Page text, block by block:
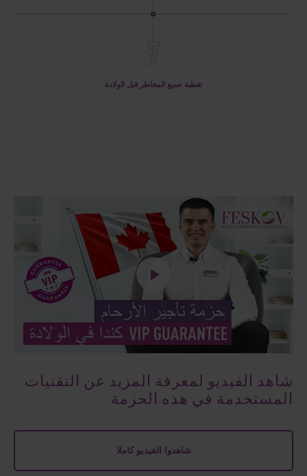
تغطية جميع المخاطر قبل الولادة
شاهد الفيديو لمعرفة المزيد عن التقنيات
المستخدمة في هذه الحزمة
شاهدوا الفيديو كاملا